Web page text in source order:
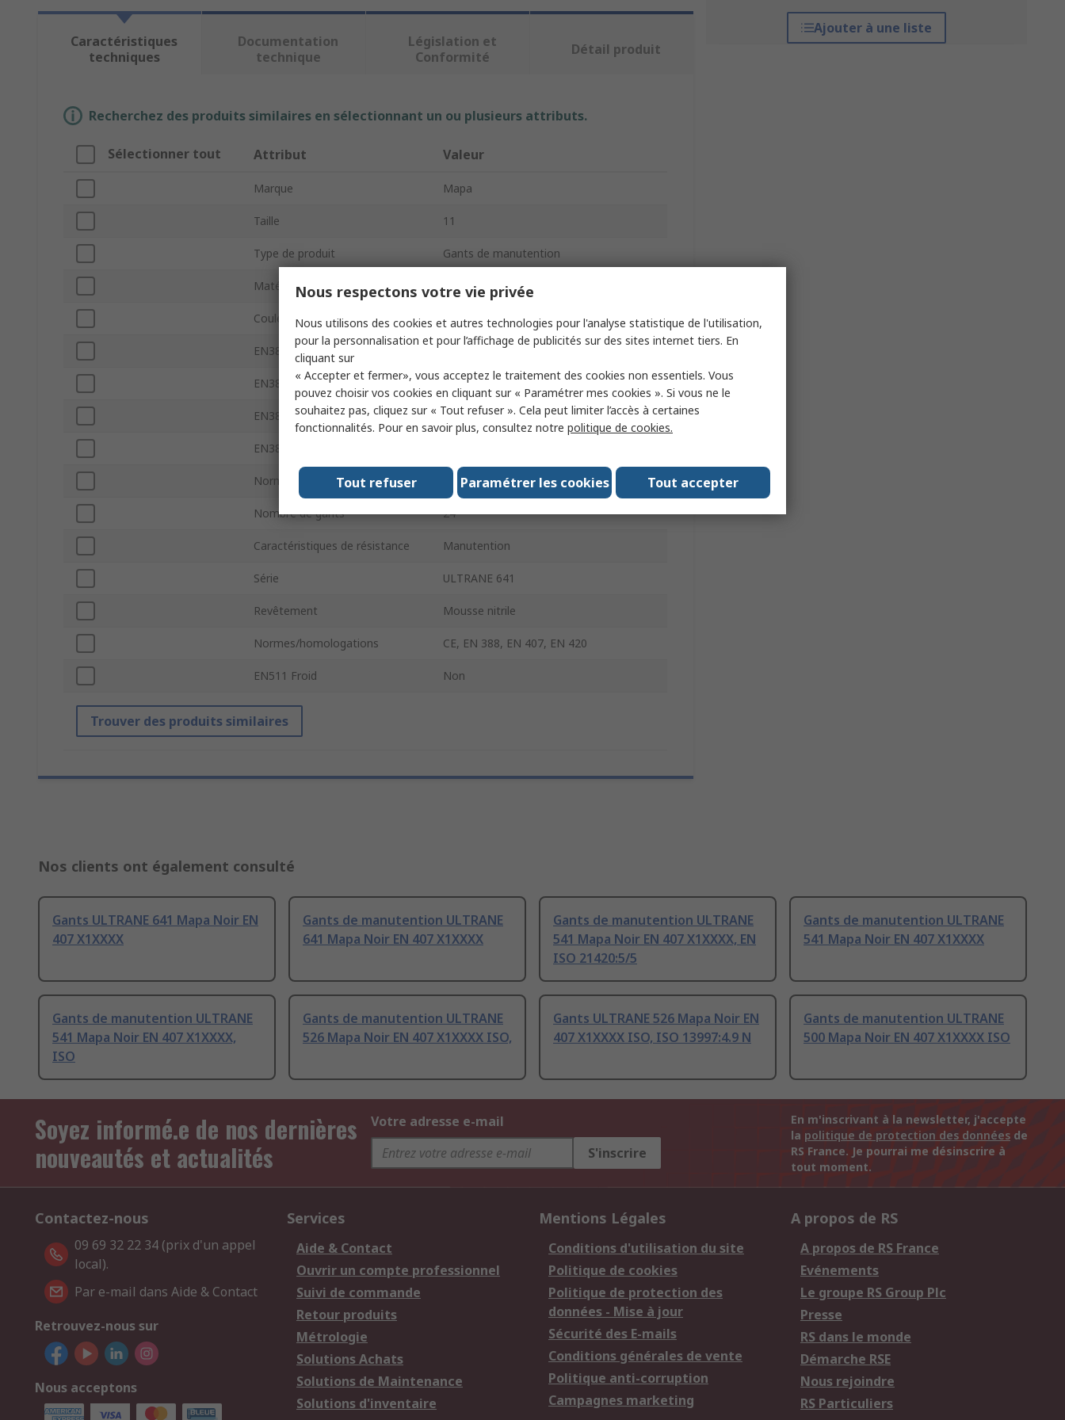
Ajouter à une liste
Caractéristiques
techniques
Documentation
technique
Législation et
Conformité
Détail produit
Recherchez des produits similaires en sélectionnant un ou plusieurs attributs.
Sélectionner tout Attribut Valeur
Marque Mapa
Taille 11
Type de produit Gants de manutention
Matériau Mousse nitrile
Couleur Noir
EN388 Abrasion
EN388 Déchirure Oui
EN388 Perforation Oui
EN388 Lame
Norme de sécurité EN 388 4121A, EN 407 X1XXXX, EN 420
Nombre de gants 24
Caractéristiques de résistance Manutention
Série ULTRANE 641
Revêtement Mousse nitrile
Normes/homologations CE, EN 388, EN 407, EN 420
EN511 Froid Non
Trouver des produits similaires
Nos clients ont également consulté
Gants ULTRANE 641 Mapa Noir EN
407 X1XXXX
Gants de manutention ULTRANE
641 Mapa Noir EN 407 X1XXXX
Gants de manutention ULTRANE
541 Mapa Noir EN 407 X1XXXX, EN
ISO 21420:5/5
Gants de manutention ULTRANE
541 Mapa Noir EN 407 X1XXXX
Gants de manutention ULTRANE
541 Mapa Noir EN 407 X1XXXX,
ISO
Gants de manutention ULTRANE
526 Mapa Noir EN 407 X1XXXX ISO,
Gants ULTRANE 526 Mapa Noir EN
407 X1XXXX ISO, ISO 13997:4.9 N
Gants de manutention ULTRANE
500 Mapa Noir EN 407 X1XXXX ISO
Soyez informé.e de nos dernières
nouveautés et actualités
Votre adresse e-mail
S'inscrire
En m'inscrivant à la newsletter, j'accepte
la politique de protection des données de
RS France. Je pourrai me désinscrire à
tout moment.
Contactez-nous
09 69 32 22 34 (prix d'un appel
local).
Par e-mail dans Aide & Contact
Retrouvez-nous sur
Nous acceptons
Services
Aide & Contact
Ouvrir un compte professionnel
Suivi de commande
Retour produits
Métrologie
Solutions Achats
Solutions de Maintenance
Solutions d'inventaire
Mentions Légales
Conditions d'utilisation du site
Politique de cookies
Politique de protection des
données - Mise à jour
Sécurité des E-mails
Conditions générales de vente
Politique anti-corruption
Campagnes marketing
A propos de RS
A propos de RS France
Evénements
Le groupe RS Group Plc
Presse
RS dans le monde
Démarche RSE
Nous rejoindre
RS Particuliers
Nous respectons votre vie privée
Nous utilisons des cookies et autres technologies pour l'analyse statistique de l'utilisation,
pour la personnalisation et pour l’affichage de publicités sur des sites internet tiers. En
cliquant sur
« Accepter et fermer», vous acceptez le traitement des cookies non essentiels. Vous
pouvez choisir vos cookies en cliquant sur « Paramétrer mes cookies ». Si vous ne le
souhaitez pas, cliquez sur « Tout refuser ». Cela peut limiter l’accès à certaines
fonctionnalités. Pour en savoir plus, consultez notre politique de cookies.
Tout accepter
Paramétrer les cookies
Tout refuser